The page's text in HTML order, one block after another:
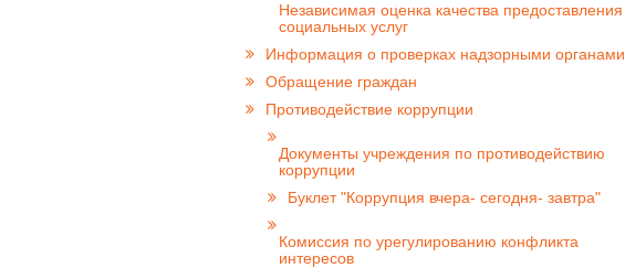
Независимая оценка качества предоставления
социальных услуг
Информация о проверках надзорными органами
Обращение граждан
Противодействие коррупции
Документы учреждения по противодействию
коррупции
Буклет "Коррупция вчера- сегодня- завтра"
Комиссия по урегулированию конфликта
интересов